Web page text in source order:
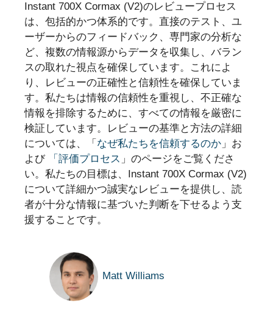
Instant 700X Cormax (V2)のレビュープロセス
は、包括的かつ体系的です。直接のテスト、ユ
ーザーからのフィードバック、専門家の分析な
ど、複数の情報源からデータを収集し、バラン
スの取れた視点を確保しています。これによ
り、レビューの正確性と信頼性を確保していま
す。私たちは情報の信頼性を重視し、不正確な
情報を排除するために、すべての情報を厳密に
検証しています。レビューの基準と方法の詳細
については、「 なぜ私たちを信頼するのか 」お
よび
「評価プロセス 」のページをご覧くださ
い。私たちの目標は、Instant 700X Cormax (V2)
について詳細かつ誠実なレビューを提供し、読
者が十分な情報に基づいた判断を下せるよう支
援することです。
Matt Williams